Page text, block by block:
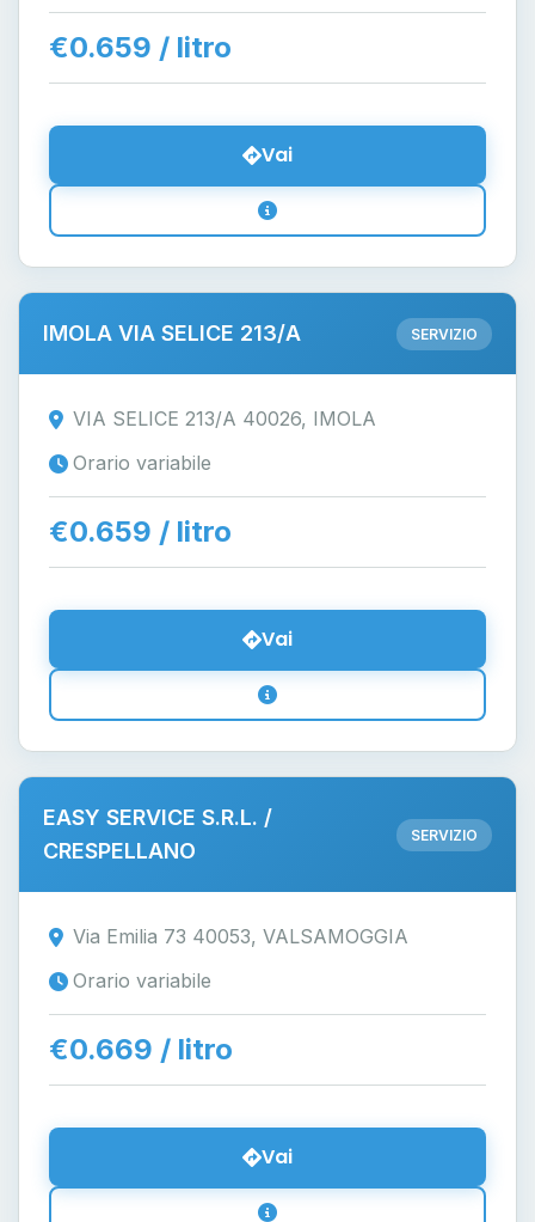
€0.659 / litro
Vai
IMOLA VIA SELICE 213/A SERVIZIO
VIA SELICE 213/A 40026, IMOLA
Orario variabile
€0.659 / litro
Vai
EASY SERVICE S.R.L. /
CRESPELLANO
SERVIZIO
Via Emilia 73 40053, VALSAMOGGIA
Orario variabile
€0.669 / litro
Vai